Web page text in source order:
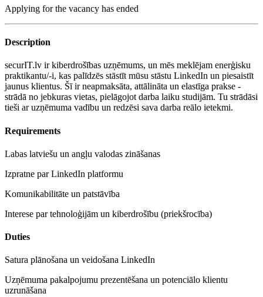
Applying for the vacancy has ended
Description
securIT.lv ir kiberdrošības uzņēmums, un mēs meklējam enerģisku
praktikantu/-i, kas palīdzēs stāstīt mūsu stāstu LinkedIn un piesaistīt
jaunus klientus. Šī ir neapmaksāta, attālināta un elastīga prakse -
strādā no jebkuras vietas, pielāgojot darba laiku studijām. Tu strādāsi
tieši ar uzņēmuma vadību un redzēsi sava darba reālo ietekmi.
Requirements
Labas latviešu un angļu valodas zināšanas
Izpratne par LinkedIn platformu
Komunikabilitāte un patstāvība
Interese par tehnoloģijām un kiberdrošību (priekšrocība)
Duties
Satura plānošana un veidošana LinkedIn
Uzņēmuma pakalpojumu prezentēšana un potenciālo klientu
uzrunāšana